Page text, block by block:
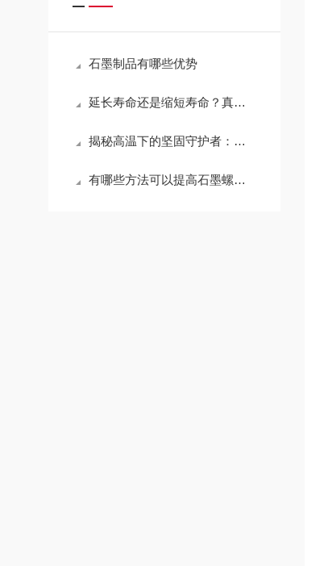
石墨制品有哪些优势
延长寿命还是缩短寿命？真空炉石墨模具维护的关键决策
揭秘高温下的坚固守护者：耐高温石墨坩埚特性大解析！
有哪些方法可以提高石墨螺母的抗氧化性